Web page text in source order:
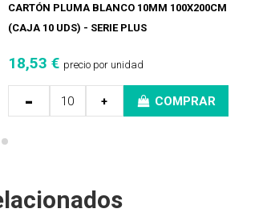
CARTÓN PLUMA BLANCO 10MM 100X200CM
(CAJA 10 UDS) - SERIE PLUS
18,53 € precio por unidad
+
- COMPRAR